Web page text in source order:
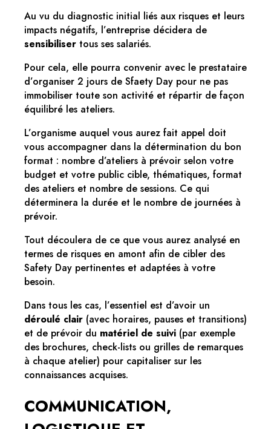
Au vu du diagnostic initial liés aux risques et leurs
impacts négatifs, l’entreprise décidera de
sensibiliser tous ses salariés.
Pour cela, elle pourra convenir avec le prestataire
d’organiser 2 jours de Sfaety Day pour ne pas
immobiliser toute son activité et répartir de façon
équilibré les ateliers.
L’organisme auquel vous aurez fait appel doit
vous accompagner dans la détermination du bon
format : nombre d’ateliers à prévoir selon votre
budget et votre public cible, thématiques, format
des ateliers et nombre de sessions. Ce qui
déterminera la durée et le nombre de journées à
prévoir.
Tout découlera de ce que vous aurez analysé en
termes de risques en amont afin de cibler des
Safety Day pertinentes et adaptées à votre
besoin.
Dans tous les cas, l’essentiel est d’avoir un
déroulé clair (avec horaires, pauses et transitions)
et de prévoir du matériel de suivi (par exemple
des brochures, check-lists ou grilles de remarques
à chaque atelier) pour capitaliser sur les
connaissances acquises.
COMMUNICATION,